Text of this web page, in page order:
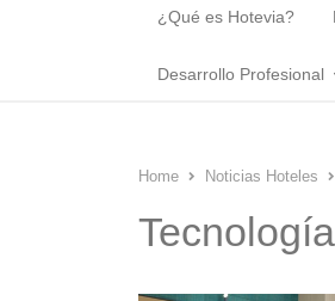
¿Qué es Hotevia?
Desarrollo Profesional
Home Noticias Hoteles